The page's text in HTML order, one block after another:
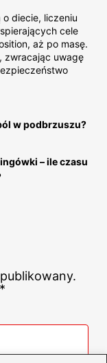
diecie, liczeniu
cele
aż po masę.
zwracając uwagę
w podbrzuszu?
– ile czasu
*